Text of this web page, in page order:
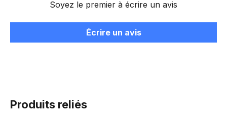
Soyez le premier à écrire un avis
Écrire un avis
Produits reliés